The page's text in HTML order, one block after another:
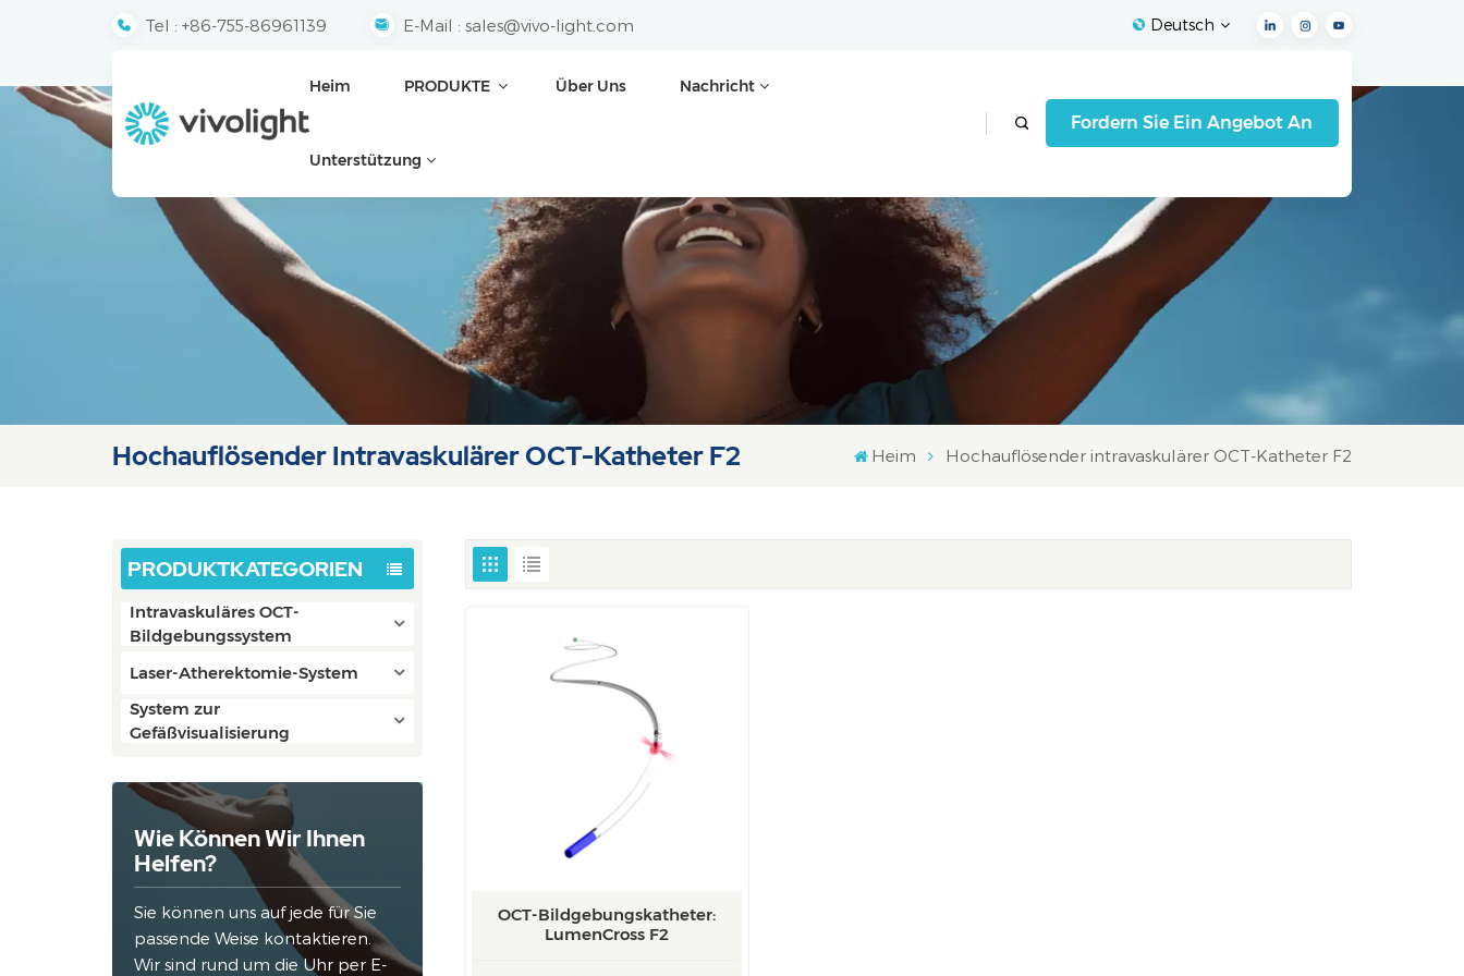
Tel : +86-755-86961139 E-Mail : sales@vivo-light.com Deutsch
English
Español
Italiano
العربية
Heim PRODUKTE Über Uns Nachricht
Unterstützung
Fordern Sie Ein Angebot An
Hochauflösender Intravaskulärer OCT-Katheter F2 Heim Hochauflösender intravaskulärer OCT-Katheter F2
PRODUKTKATEGORIEN
Intravaskuläres OCT-
Bildgebungssystem
Laser-Atherektomie-System
System zur
Gefäßvisualisierung
Wie Können Wir Ihnen
Helfen?
Sie können uns auf jede für Sie
passende Weise kontaktieren.
Wir sind rund um die Uhr per E-
OCT-Bildgebungskatheter:
LumenCross F2